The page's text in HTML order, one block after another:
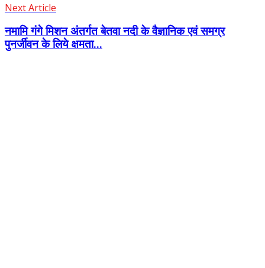
Next Article
नमामि गंगे मिशन अंतर्गत बेतवा नदी के वैज्ञानिक एवं समग्र
पुनर्जीवन के लिये क्षमता...